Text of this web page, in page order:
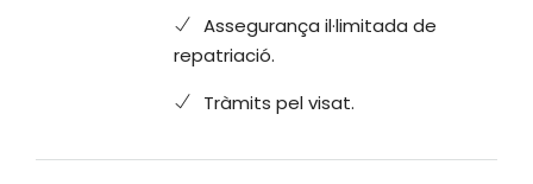
Assegurança il·limitada de
repatriació.
Tràmits pel visat.